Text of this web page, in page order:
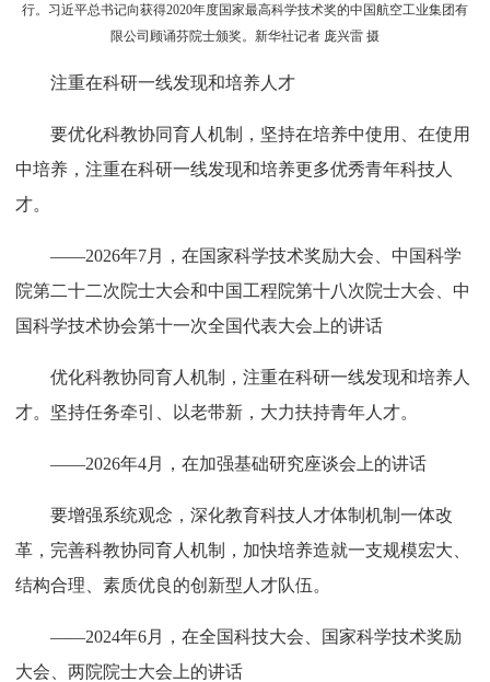
行。习近平总书记向获得2020年度国家最高科学技术奖的中国航空工业集团有
限公司顾诵芬院士颁奖。新华社记者 庞兴雷 摄
注重在科研一线发现和培养人才
要优化科教协同育人机制，坚持在培养中使用、在使用
中培养，注重在科研一线发现和培养更多优秀青年科技人
才。
——2026年7月，在国家科学技术奖励大会、中国科学
院第二十二次院士大会和中国工程院第十八次院士大会、中
国科学技术协会第十一次全国代表大会上的讲话
优化科教协同育人机制，注重在科研一线发现和培养人
才。坚持任务牵引、以老带新，大力扶持青年人才。
——2026年4月，在加强基础研究座谈会上的讲话
要增强系统观念，深化教育科技人才体制机制一体改
革，完善科教协同育人机制，加快培养造就一支规模宏大、
结构合理、素质优良的创新型人才队伍。
——2024年6月，在全国科技大会、国家科学技术奖励
大会、两院院士大会上的讲话